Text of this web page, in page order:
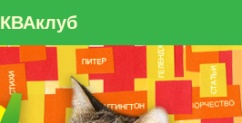
КВАклуб